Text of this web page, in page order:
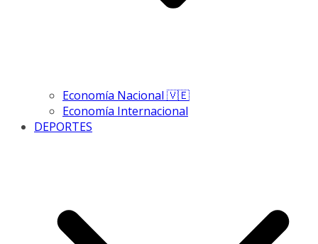
Economía Nacional 🇻🇪
Economía Internacional
DEPORTES